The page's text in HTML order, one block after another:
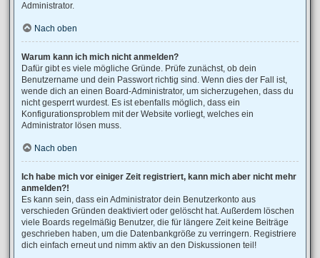
Administrator.
Nach oben
Warum kann ich mich nicht anmelden?
Dafür gibt es viele mögliche Gründe. Prüfe zunächst, ob dein
Benutzername und dein Passwort richtig sind. Wenn dies der Fall ist,
wende dich an einen Board-Administrator, um sicherzugehen, dass du
nicht gesperrt wurdest. Es ist ebenfalls möglich, dass ein
Konfigurationsproblem mit der Website vorliegt, welches ein
Administrator lösen muss.
Nach oben
Ich habe mich vor einiger Zeit registriert, kann mich aber nicht mehr
anmelden?!
Es kann sein, dass ein Administrator dein Benutzerkonto aus
verschieden Gründen deaktiviert oder gelöscht hat. Außerdem löschen
viele Boards regelmäßig Benutzer, die für längere Zeit keine Beiträge
geschrieben haben, um die Datenbankgröße zu verringern. Registriere
dich einfach erneut und nimm aktiv an den Diskussionen teil!